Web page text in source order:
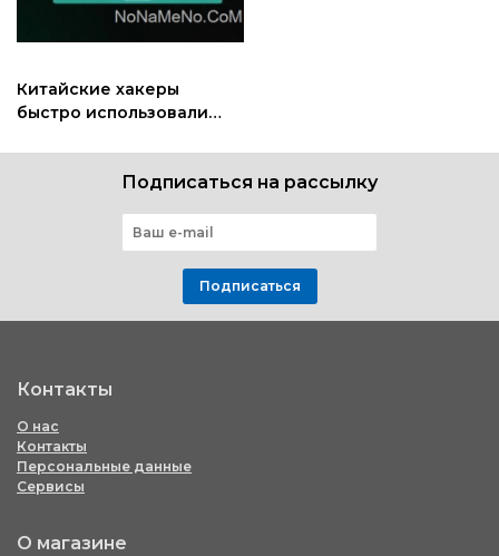
Китайские хакеры
быстро использовали
Microsoft
Подписаться на рассылку
Подписаться
Контакты
О нас
Контакты
Персональные данные
Сервисы
О магазине